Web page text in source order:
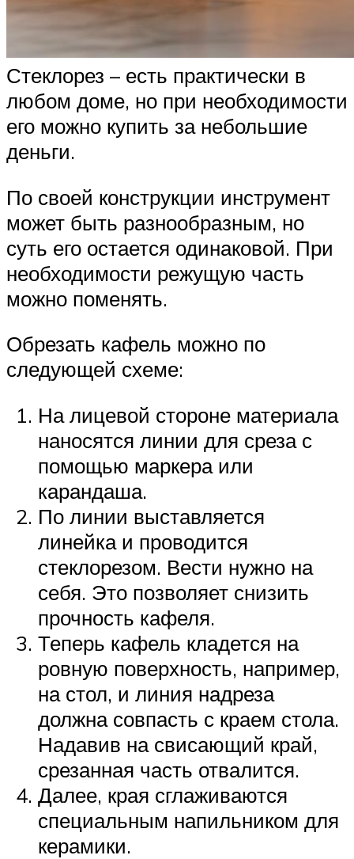
Стеклорез – есть практически в
любом доме, но при необходимости
его можно купить за небольшие
деньги.
По своей конструкции инструмент
может быть разнообразным, но
суть его остается одинаковой. При
необходимости режущую часть
можно поменять.
Обрезать кафель можно по
следующей схеме:
На лицевой стороне материала
наносятся линии для среза с
помощью маркера или
карандаша.
По линии выставляется
линейка и проводится
стеклорезом. Вести нужно на
себя. Это позволяет снизить
прочность кафеля.
Теперь кафель кладется на
ровную поверхность, например,
на стол, и линия надреза
должна совпасть с краем стола.
Надавив на свисающий край,
срезанная часть отвалится.
Далее, края сглаживаются
специальным напильником для
керамики.